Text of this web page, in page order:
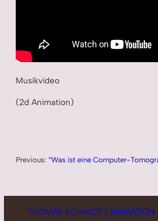
Musikvideo
(2d Animation)
Previous: “Was ist eine Computer-
THOMAS SCHMIDT / ANIMATION